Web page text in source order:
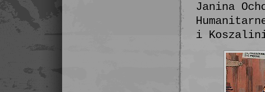
Janina
i